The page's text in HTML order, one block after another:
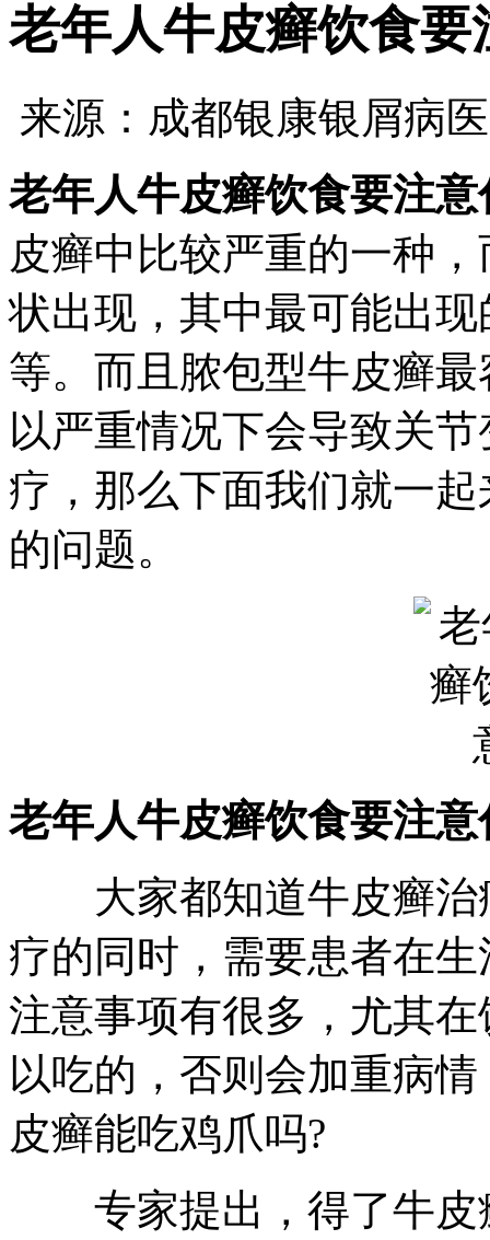
老年人牛皮癣饮食要
来源：成都银康银屑病
老年人牛皮癣饮食要注意
皮癣中比较严重的一种
状出现，其中最可能出
等。而且脓包型牛皮癣
以严重情况下会导致关
疗，那么下面我们就一
的问题。
老年人牛皮癣饮食要注意
大家都知道牛皮癣治
疗的同时，需要患者在
注意事项有很多，尤其
以吃的，否则会加重病
皮癣能吃鸡爪吗?
专家提出，得了牛皮